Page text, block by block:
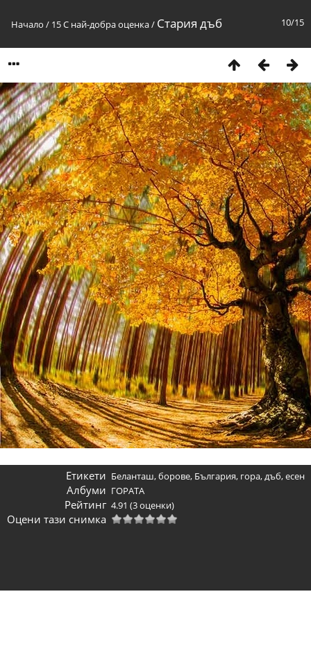
10/15
Начало / 15 С най-добра оценка/ Стария дъб
Етикети Беланташ,борове, България, гора,дъб,есен
Албуми ГОРАТА
Рейтинг 4.91 (3 оценки)
Оцени тази снимка